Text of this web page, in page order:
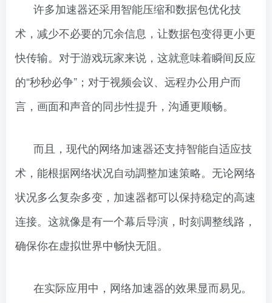
许多加速器还采用智能压缩和数据包优化技
术，减少不必要的冗余信息，让数据包变得更小更
快传输。对于游戏玩家来说，这就意味着瞬间反应
的“秒秒必争”；对于视频会议、远程办公用户而
言，画面和声音的同步性提升，沟通更顺畅。
而且，现代的网络加速器还支持智能自适应技
术，能根据网络状况自动調整加速策略。无论网络
状况多么复杂多变，加速器都可以保持稳定的高速
连接。这就像是有一个幕后导演，时刻调整线路，
确保你在虚拟世界中畅快无阻。
在实际应用中，网络加速器的效果显而易见。